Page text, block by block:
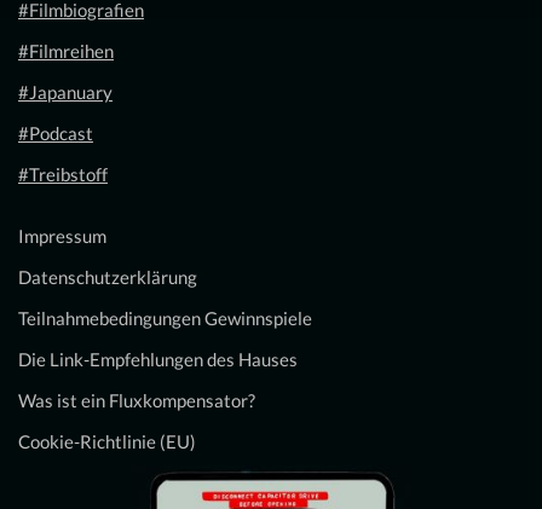
#Filmbiografien
#Filmreihen
#Japanuary
#Podcast
#Treibstoff
Impressum
Datenschutzerklärung
Teilnahmebedingungen Gewinnspiele
Die Link-Empfehlungen des Hauses
Was ist ein Fluxkompensator?
Cookie-Richtlinie (EU)